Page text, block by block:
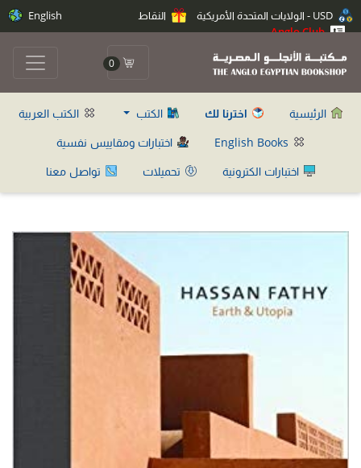
النقاط
Anglo Club
English
0
الرئيسية اخترنا لك الكتب
الكتب العربية
اختبارات ومقاييس نفسية
اختبارات الكترونية
تحميلات تواصل معنا